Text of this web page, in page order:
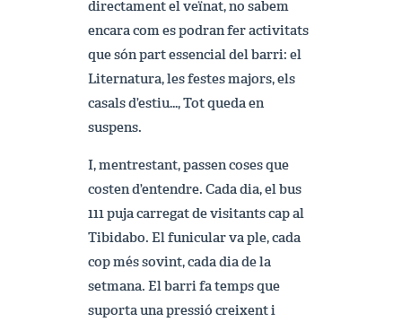
directament el veïnat, no sabem
encara com es podran fer activitats
que són part essencial del barri: el
Liternatura, les festes majors, els
casals d’estiu…, Tot queda en
suspens.
I, mentrestant, passen coses que
costen d’entendre. Cada dia, el bus
111 puja carregat de visitants cap al
Tibidabo. El funicular va ple, cada
cop més sovint, cada dia de la
setmana. El barri fa temps que
suporta una pressió creixent i